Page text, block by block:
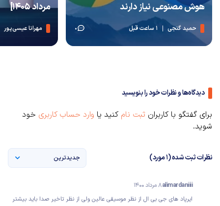
هوش مصنوعی نیاز دارند
حمید گنجی 1 ساعت قبل 0
مرداد 1405]
مهرانا عیسی‌پور
دیدگاه‌ها و نظرات خود را بنویسید
برای گفتگو با کاربران ثبت نام کنید یا وارد حساب کاربری خود
شوید.
نظرات ثبت شده (1 مورد) جدیدترین
alimardaniiii8 مرداد 1400
ایرپاد های جی بی ال از نظر موسیقی عالین ولی از نظر تاخیر صدا باید بیشتر